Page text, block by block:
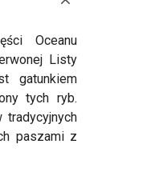
Oceanu
Listy
gatunkiem
tych ryb.
tradycyjnych
paszami z